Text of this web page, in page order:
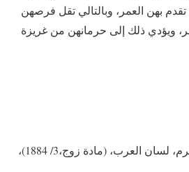
بهن العمر، وبالتالي تقل فرصهن
ويؤدي ذلك إلى حرمانهن من غريزة
1- ابن منظور، محمد بن كرم، لسان العرب، (مادة زوج،3/ 1884)،